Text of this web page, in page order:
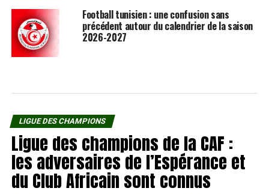
Football tunisien : une confusion sans
précédent autour du calendrier de la saison
2026-2027
LIGUE DES CHAMPIONS
Ligue des champions de la CAF :
les adversaires de l’Espérance et
du Club Africain sont connus